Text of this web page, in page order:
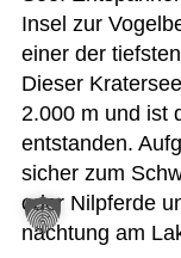
Insel zur
einer der
Die­ser
2.000 m und ist
ent­stan­den.
sicher zum
oder Nil­pferde
nach­tung am